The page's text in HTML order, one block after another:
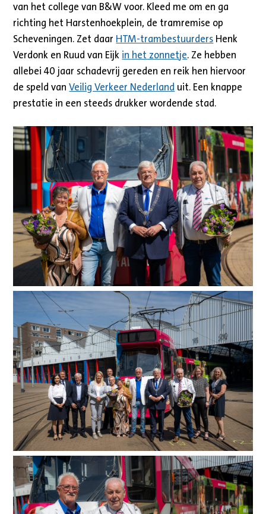
van het college van B&W voor. Kleed me om en ga
richting het Harstenhoekplein, de tramremise op
Scheveningen. Zet daar HTM-trambestuurders Henk
Verdonk en Ruud van Eijk in het zonnetje. Ze hebben
allebei 40 jaar schadevrij gereden en reik hen hiervoor
de speld vanVeilig Verkeer Nederland uit. Een knappe
prestatie in een steeds drukker wordende stad.